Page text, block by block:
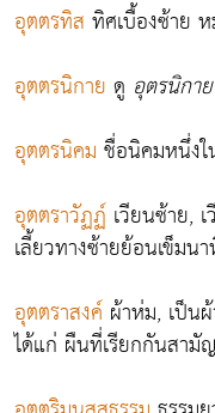
อุตตรทิส ทิศเบื้องซ้าย
อุตตรนิกาย ดู อุตรนิกาย
อุตตรนิคม ชื่อนิคมหนึ่ง
อุตตราวัฏฏ์ เวียนซ้าย,
เลี้ยวทางซ้ายย้อนเข็ม
อุตตราสงค์ ผ้าห่ม, เป็น
ได้แก่ ผืนที่เรียกกันสามั